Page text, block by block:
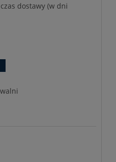
dostawy (w dni